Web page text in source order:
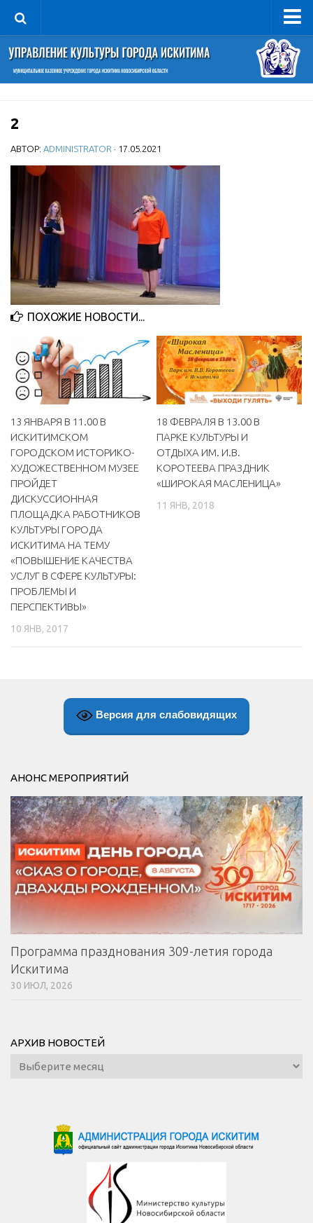
Управление
Руководитель
Фотогалерея
Учредительные документы
Правовая база
Противодействие коррупции
Отчеты о деятельности
Учреждения культуры
МБУ Дом культуры «Октябрь»
МБОУ ДО «Детская школа искусств»
МБОУ ДО «Детская музыкальная школа»
МБУК «Искитимский городской историко-художественный
музей»
МБУ Парк культуры и отдыха им. И.В. Коротеева
МБУК «Централизованная библиотечная система»
ДК «Россия»
Афиша
Независимая оценка качества
2
АВТОР: ADMINISTRATOR · 17.05.2021
ПОХОЖИЕ НОВОСТИ...
13 ЯНВАРЯ В 11.00 В
ИСКИТИМСКОМ
ГОРОДСКОМ ИСТОРИКО-
ХУДОЖЕСТВЕННОМ МУЗЕЕ
ПРОЙДЕТ
ДИСКУССИОННАЯ
ПЛОЩАДКА РАБОТНИКОВ
КУЛЬТУРЫ ГОРОДА
ИСКИТИМА НА ТЕМУ
«ПОВЫШЕНИЕ КАЧЕСТВА
УСЛУГ В СФЕРЕ КУЛЬТУРЫ:
ПРОБЛЕМЫ И
ПЕРСПЕКТИВЫ»
10 ЯНВ, 2017
18 ФЕВРАЛЯ В 13.00 В
ПАРКЕ КУЛЬТУРЫ И
ОТДЫХА ИМ. И.В.
КОРОТЕЕВА ПРАЗДНИК
«ШИРОКАЯ МАСЛЕНИЦА»
11 ЯНВ, 2018
Версия для слабовидящих
АНОНС МЕРОПРИЯТИЙ
Программа празднования 309-летия города
Искитима
30 ИЮЛ, 2026
АРХИВ НОВОСТЕЙ
Архив
новостей